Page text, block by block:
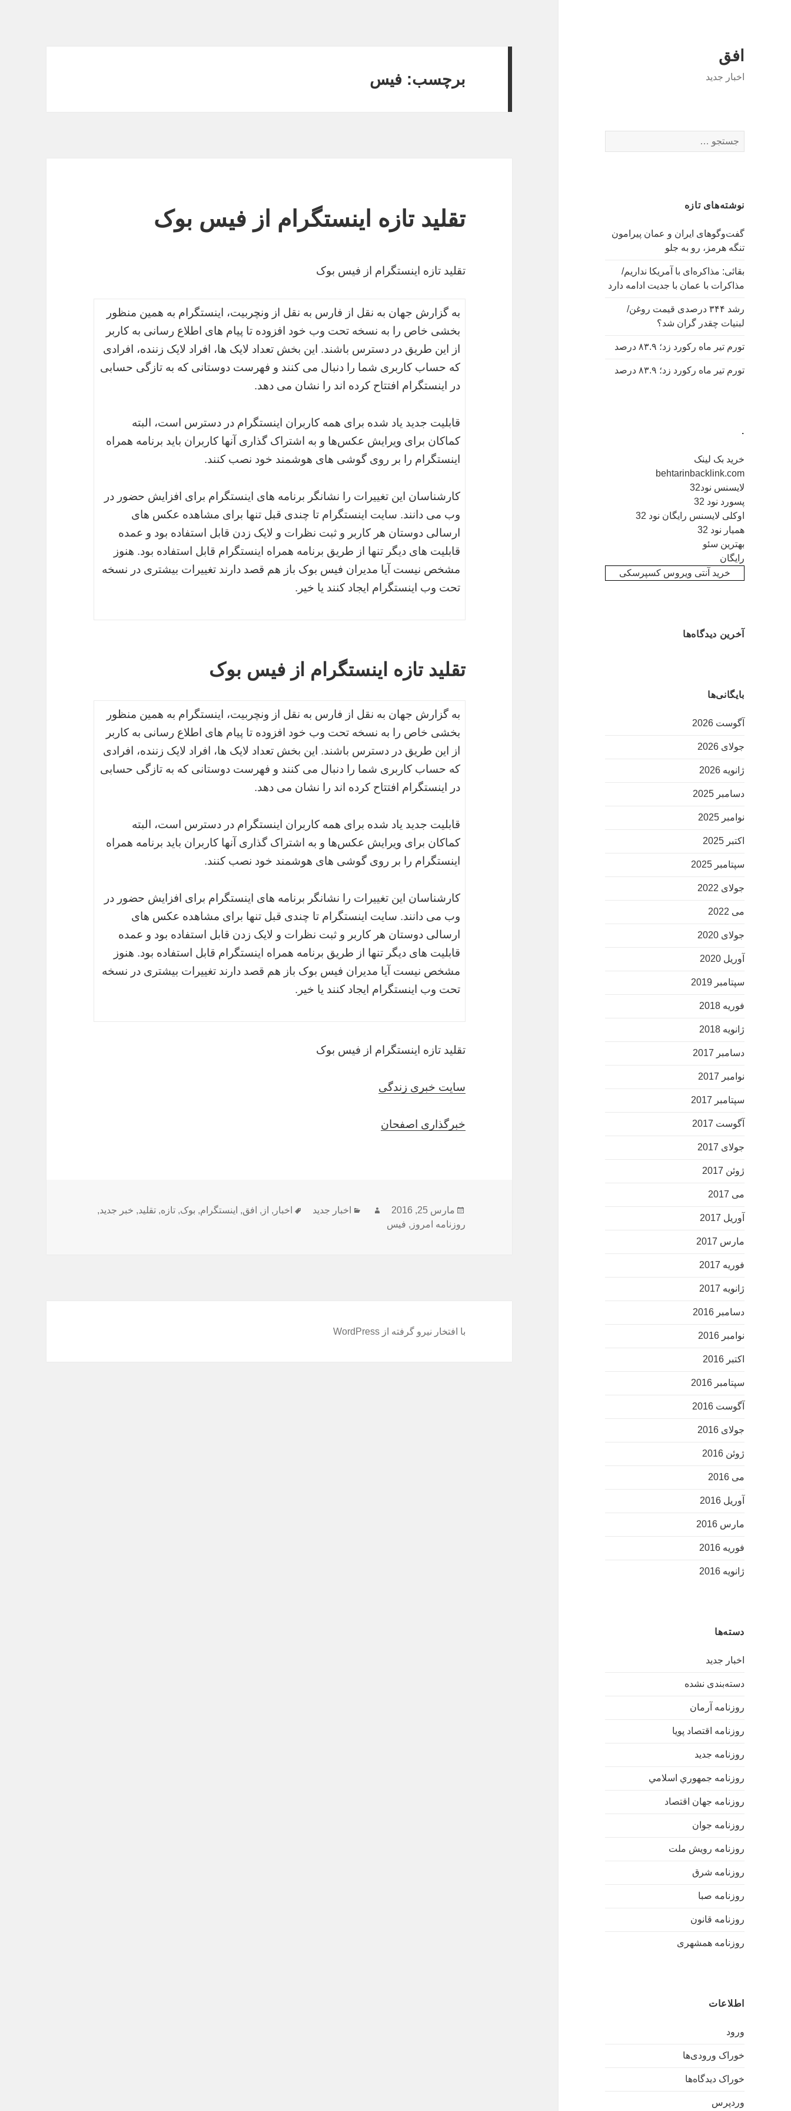
افق
اخبار جدید
برای:
نوشته‌های تازه
گفت‌وگوهای ایران و عمان پیرامون
تنگه هرمز، رو به جلو
بقائی: مذاکره‌ای با آمریکا نداریم/
مذاکرات با عمان با جدیت ادامه دارد
رشد ۳۴۴ درصدی قیمت روغن/
لبنیات چقدر گران شد؟
تورم تیر ماه رکورد زد؛ ۸۳.۹ درصد
تورم تیر ماه رکورد زد؛ ۸۳.۹ درصد
.
خرید بک لینک
behtarinbacklink.com
لایسنس نود32
پسورد نود 32
اوکلی لایسنس رایگان نود 32
همیار نود 32
بهترین سئو
رایگان
خرید آنتی ویروس کسپرسکی
آخرین دیدگاه‌ها
بایگانی‌ها
آگوست 2026
جولای 2026
ژانویه 2026
دسامبر 2025
نوامبر 2025
اکتبر 2025
سپتامبر 2025
جولای 2022
می 2022
جولای 2020
آوریل 2020
سپتامبر 2019
فوریه 2018
ژانویه 2018
دسامبر 2017
نوامبر 2017
سپتامبر 2017
آگوست 2017
جولای 2017
ژوئن 2017
می 2017
آوریل 2017
مارس 2017
فوریه 2017
ژانویه 2017
دسامبر 2016
نوامبر 2016
اکتبر 2016
سپتامبر 2016
آگوست 2016
جولای 2016
ژوئن 2016
می 2016
آوریل 2016
مارس 2016
فوریه 2016
ژانویه 2016
دسته‌ها
اخبار جدید
دسته‌بندی نشده
روزنامه آرمان
روزنامه اقتصاد پویا
روزنامه جدید
روزنامه جمهوري اسلامي
روزنامه جهان اقتصاد
روزنامه جوان
روزنامه رویش ملت
روزنامه شرق
روزنامه صبا
روزنامه قانون
روزنامه همشهری
اطلاعات
ورود
خوراک ورودی‌ها
خوراک دیدگاه‌ها
وردپرس
برچسب: فیس
تقلید تازه اینستگرام از فیس بوک
تقلید تازه اینستگرام از فیس بوک
به گزارش جهان به نقل از فارس به نقل از ونچربیت، اینستگرام به همین منظور
بخشی خاص را به نسخه تحت وب خود افزوده تا پیام های اطلاع رسانی به کاربر
از این طریق در دسترس باشند. این بخش تعداد لایک ها، افراد لایک زننده، افرادی
که حساب کاربری شما را دنبال می کنند و فهرست دوستانی که به تازگی حسابی
در اینستگرام افتتاح کرده اند را نشان می دهد.
قابلیت جدید یاد شده برای همه کاربران اینستگرام در دسترس است، البته
کماکان برای ویرایش عکس‌ها و به اشتراک گذاری آنها کاربران باید برنامه همراه
اینستگرام را بر روی گوشی های هوشمند خود نصب کنند.
کارشناسان این تغییرات را نشانگر برنامه های اینستگرام برای افزایش حضور در
وب می دانند. سایت اینستگرام تا چندی قبل تنها برای مشاهده عکس های
ارسالی دوستان هر کاربر و ثبت نظرات و لایک زدن قابل استفاده بود و عمده
قابلیت های دیگر تنها از طریق برنامه همراه اینستگرام قابل استفاده بود. هنوز
مشخص نیست آیا مدیران فیس بوک باز هم قصد دارند تغییرات بیشتری در نسخه
تحت وب اینستگرام ایجاد کنند یا خیر.
تقلید تازه اینستگرام از فیس بوک
به گزارش جهان به نقل از فارس به نقل از ونچربیت، اینستگرام به همین منظور
بخشی خاص را به نسخه تحت وب خود افزوده تا پیام های اطلاع رسانی به کاربر
از این طریق در دسترس باشند. این بخش تعداد لایک ها، افراد لایک زننده، افرادی
که حساب کاربری شما را دنبال می کنند و فهرست دوستانی که به تازگی حسابی
در اینستگرام افتتاح کرده اند را نشان می دهد.
قابلیت جدید یاد شده برای همه کاربران اینستگرام در دسترس است، البته
کماکان برای ویرایش عکس‌ها و به اشتراک گذاری آنها کاربران باید برنامه همراه
اینستگرام را بر روی گوشی های هوشمند خود نصب کنند.
کارشناسان این تغییرات را نشانگر برنامه های اینستگرام برای افزایش حضور در
وب می دانند. سایت اینستگرام تا چندی قبل تنها برای مشاهده عکس های
ارسالی دوستان هر کاربر و ثبت نظرات و لایک زدن قابل استفاده بود و عمده
قابلیت های دیگر تنها از طریق برنامه همراه اینستگرام قابل استفاده بود. هنوز
مشخص نیست آیا مدیران فیس بوک باز هم قصد دارند تغییرات بیشتری در نسخه
تحت وب اینستگرام ایجاد کنند یا خیر.
تقلید تازه اینستگرام از فیس بوک
سایت خبری زندگی
خبرگذاری اصفحان
ارسال
شده
مارس 25, 2016 نویسندهدسته‌ها
اخبار جدید برچسب‌ها
اخبار , از , افق, اینستگرام, بوک,تازه,تقلید, خبر جدید,
روزنامه امروز , فیس
با افتخار نیرو گرفته از WordPress